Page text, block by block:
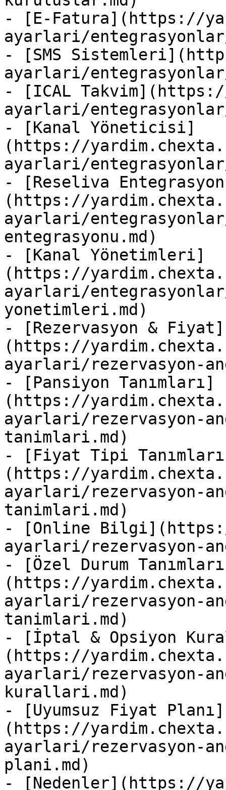
- [E-Fatura](https://
ayarlari/
- [SMS
ayarlari/
- [ICAL
ayarlari/
- [Kanal Yöneticisi]
(https://
ayarlari/
- [Reseliva
(https://
ayarlari/
entegrasyonu.md)
- [Kanal Yönetimleri]
(https://
ayarlari/
yonetimleri.md)
- [Rezervasyon & Fiyat]
(https://
ayarlari/rezervasyon-
- [Pansiyon Tanımları]
(https://
ayarlari/rezervasyon-
tanimlari.md)
- [Fiyat Tipi
(https://
ayarlari/
tanimlari.md)
- [Online
ayarlari/rezervasyon-
- [Özel Durum
(https://
ayarlari/rezervasyon-
tanimlari.md)
- [İptal & Opsiyon
(https://
ayarlari/rezervasyon-
kurallari.md)
- [Uyumsuz Fiyat Planı]
(https://
ayarlari/rezervasyon-
plani.md)
- [Nedenler](https://